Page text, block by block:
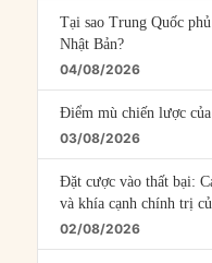
Tại sao Trung Quốc
Nhật Bản?
04/08/2026
Điểm mù chiến lược
03/08/2026
Đặt cược vào thất bại:
và khía cạnh chính trị
02/08/2026